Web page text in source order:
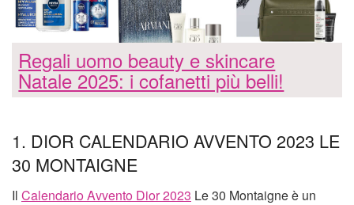
Regali uomo beauty e skincare
Natale 2025: i cofanetti più belli!
1. DIOR CALENDARIO AVVENTO 2023 LE
30 MONTAIGNE
Il Calendario Avvento Dior 2023 Le 30 Montaigne è un